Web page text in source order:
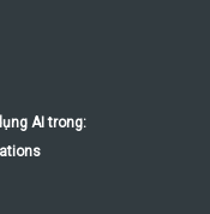
AI trong: